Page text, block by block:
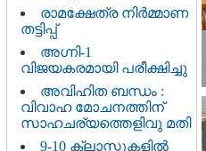
രാമക്ഷേത്ര നിർമ്മാണ
തട്ടിപ്പ്
അഗ്നി-1
വിജയകരമായി പരീക്ഷിച്ചു
അവിഹിത ബന്ധം :
വിവാഹ മോചനത്തിന്
സാഹചര്യത്തെളിവു മതി
9-10 ക്ലാസ്സുകളിൽ